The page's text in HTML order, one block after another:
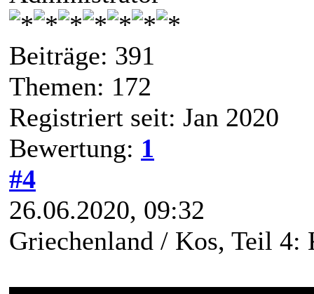
Beiträge: 391
Themen: 172
Registriert seit: Jan 2020
Bewertung: 1
#4
26.06.2020, 09:32
Griechenland / Kos, Teil 4: